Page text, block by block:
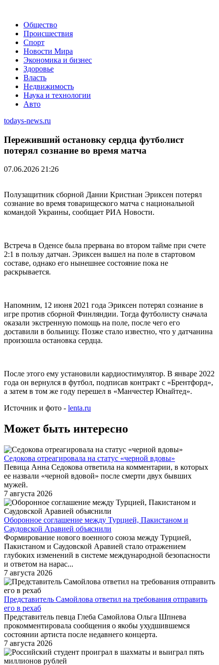
Общество
Происшествия
Спорт
Новости Мира
Экономика и бизнес
Здоровье
Власть
Недвижимость
Наука и технологии
Авто
todays-news.ru
Переживший остановку сердца футболист
потерял сознание во время матча
07.06.2026 21:26
Полузащитник сборной Дании Кристиан Эриксен потерял
сознание во время товарищеского матча с национальной
командой Украины, сообщает РИА Новости.
Встреча в Оденсе была прервана во втором тайме при счете
2:1 в пользу датчан. Эриксен вышел на поле в стартовом
составе, однако его нынешнее состояние пока не
раскрывается.
Напомним, 12 июня 2021 года Эриксен потерял сознание в
игре против сборной Финляндии. Тогда футболисту сначала
оказали экстренную помощь на поле, после чего его
доставили в больницу. Позже стало известно, что у датчанина
произошла остановка сердца.
После этого ему установили кардиостимулятор. В январе 2022
года он вернулся в футбол, подписав контракт с «Брентфорд»,
а затем в том же году перешел в «Манчестер Юнайтед».
Источник и фото - lenta.ru
Может быть интересно
Седокова отреагировала на статус «черной вдовы»
Певица Анна Седокова ответила на комментарии, в которых
ее назвали «черной вдовой» после смерти двух бывших
мужей.
7 августа 2026
Оборонное соглашение между Турцией, Пакистаном и
Саудовской Аравией объяснили
Формирование нового военного союза между Турцией,
Пакистаном и Саудовской Аравией стало отражением
глубоких изменений в системе международной безопасности
и ответом на нарас...
7 августа 2026
Представитель Самойлова ответил на требования отправить
его в рехаб
Представитель певца Глеба Самойлова Ольга Шпнева
прокомментировала сообщения о якобы ухудшившемся
состоянии артиста после недавнего концерта.
7 августа 2026